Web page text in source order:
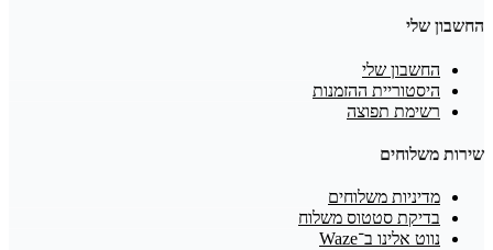
החשבון שלי
החשבון שלי
היסטוריית ההזמנות
רשימת תפוצה
שירות משלוחים
מדיניות משלוחים
בדיקת סטטוס משלוח
נווט אלינו ב־Waze